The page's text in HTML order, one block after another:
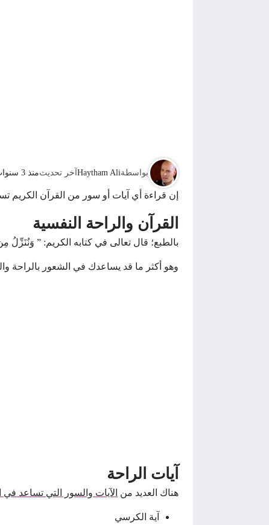
بواسطةHaytham Aliآخر تحديثمنذ 3 سنوات
إن قراءة أي آيات أو سور من القرآن الكريم
القرآن والراحة النفسية
بالطبع؛ قال تعالى في كتابه الكريم: ” وَنُنَزِّلُ
وهو أكثر ما قد يساعدك في الشعور بالراحة
آيات الراحة
هناك العديد من الآيات والسور التي تساعد في
آية الكرسي